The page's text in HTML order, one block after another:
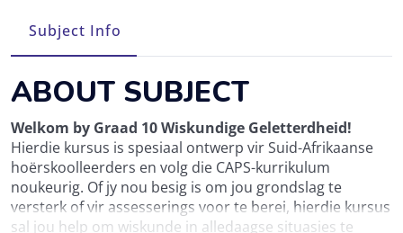
Course Info
ABOUT SUBJECT
Welkom by Graad 10 Wiskundige Geletterdheid!
Hierdie kursus is spesiaal ontwerp vir Suid-Afrikaanse
hoërskoolleerders en volg die CAPS-kurrikulum
noukeurig. Of jy nou besig is om jou grondslag te
versterk of vir assesserings voor te berei, hierdie kursus
sal jou help om wiskunde in alledaagse situasies te